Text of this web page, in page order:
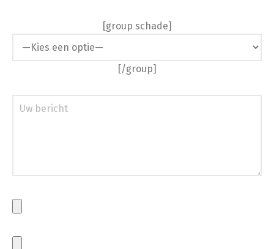
[group schade]
[/group]